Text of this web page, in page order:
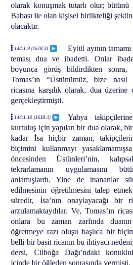
olarak konuşmak tutarlı olur;
Babası ile olan kişisel birlikteliği
olacaktır.
144:1.9 (1618.3)
Eylül ayının
teması dua ve ibadetti. Onlar
boyunca görüş bildirdikten
Tomas’ın “Üstünümüz, bize
ricasına karşılık olarak, dua üzerine
gerçekleştirmişti.
144:1.10 (1618.4)
Yahya
kurtuluş için yapılan bir dua olarak,
kadar İsa hiçbir zaman,
biçimini kullanmayı
öncesinden Üstünleri’nin,
tekrarlamanın uygulamasını
anlamışlardı. Yine de inananlar
edilmesinin öğretilmesini talep
süredir, İsa’nın onaylayacağı bir
arzulamaktaydılar. Ve, Tomas’ın
onlara bu zaman zarfında
öğretmeye razı oluşu başlıca bir
belli bir basit ricanın bu ihtiyacı
dersi, Cilboğa Dağı’ndaki
içinde bir öğleden sonrasında vermişti.